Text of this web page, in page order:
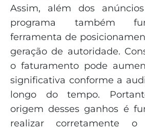
Assim, além dos
programa também
ferramenta de
geração de autoridade.
o faturamento pode
significativa conforme a
longo do tempo.
origem desses ganhos é
realizar corretamente o